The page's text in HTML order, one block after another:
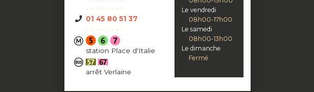
01 45 80 51 37
station Place d'Italie
arrêt Verlaine
Le vendredi
08h00-17h00
Le samedi
08h00-13h00
Le dimanche
Fermé